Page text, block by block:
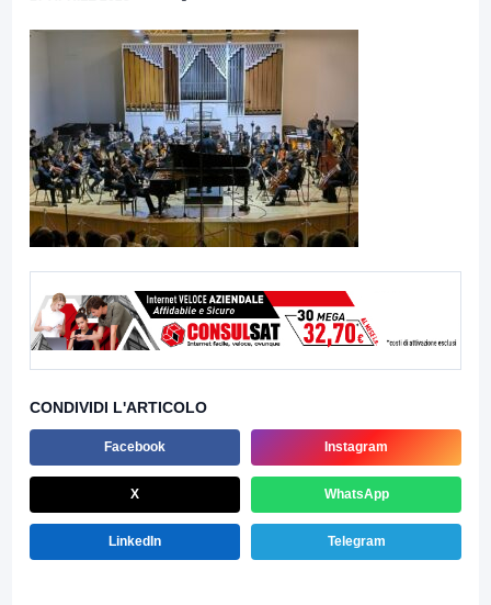
CONDIVIDI L'ARTICOLO
Facebook Instagram
X WhatsApp
LinkedIn Telegram